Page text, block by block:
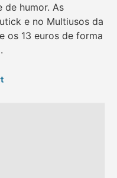
de humor. As
e no Multiusos da
os 13 euros de forma